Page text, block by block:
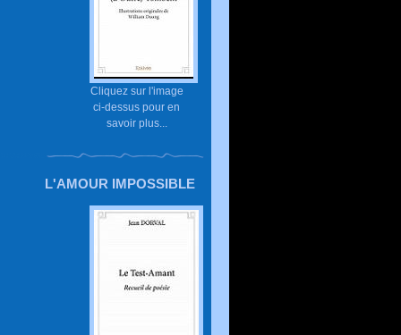
Cliquez sur l'image
ci-dessus pour en
savoir plus...
L'AMOUR IMPOSSIBLE